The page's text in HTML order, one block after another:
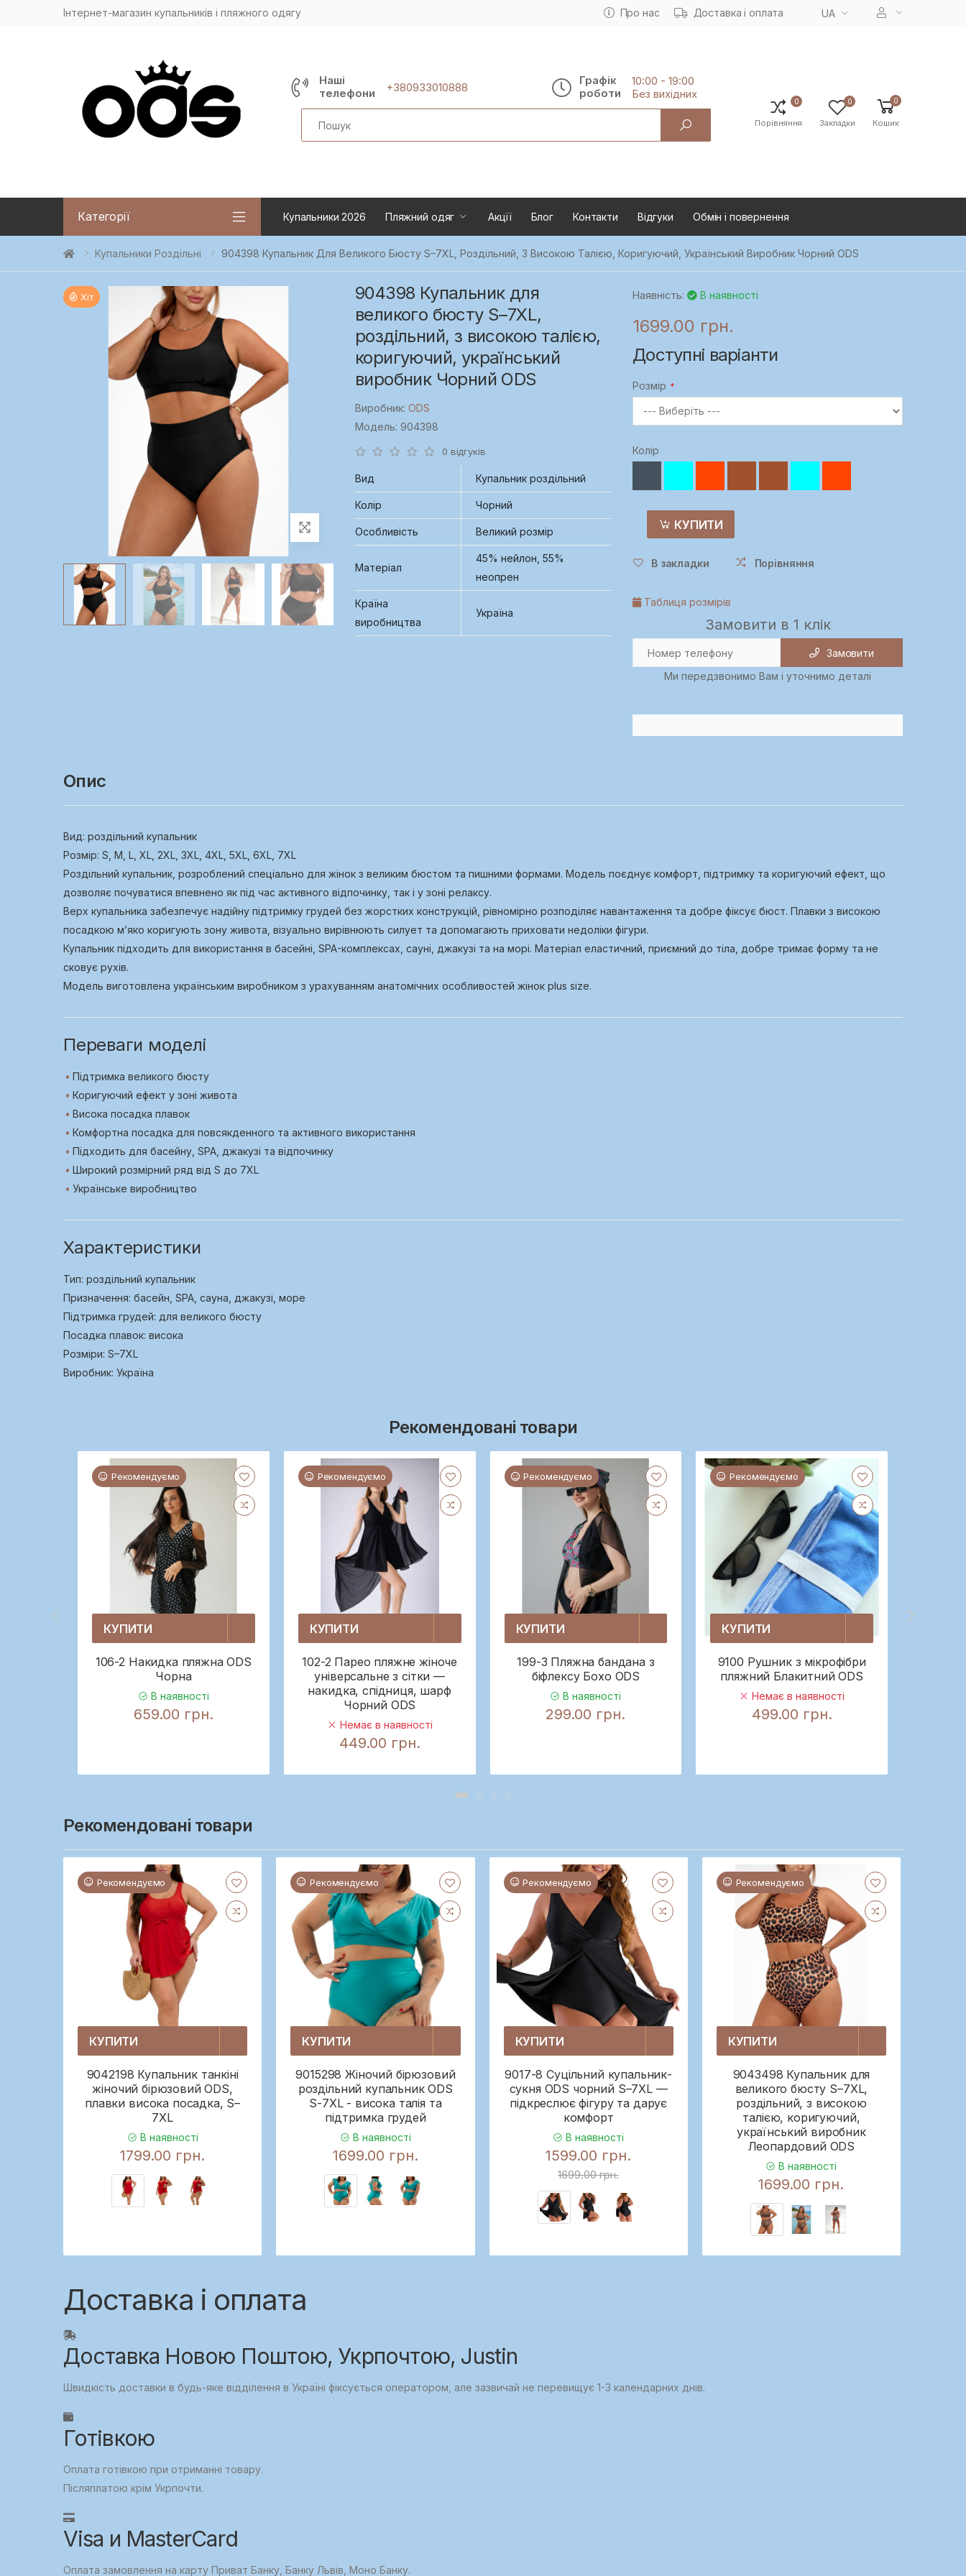
Інтернет-магазин купальників і пляжного одягу Про нас Доставка і оплата UA
Наші
телефони
+380933010888
Графік
роботи
10:00 - 19:00
Без вихiдних
Search
0
Порівняння
0
Закладки
0
Кошик
Категорії Купальники 2026 Пляжний одяг Акції Блог Контакти Відгуки Oбмін і повернення
Купальники Роздільні 904398 Купальник Для Великого Бюсту S–7XL, Роздільний, З Високою Талією, Коригуючий, Український Виробник Чорний ODS
Хіт
904398 Купальник для
великого бюсту S–7XL,
роздільний, з високою талією,
коригуючий, український
виробник Чорний ODS
Виробник: ODS
Модель: 904398
0 відгуків
Вид Купальник роздільний
Колір Чорний
Особливість Великий розмір
Матеріал
45% нейлон, 55%
неопрен
Країна
виробництва
Україна
Наявність: В наявності
1699.00 грн.
Доступні варіанти
Розмір
Колір
КУПИТИ
В закладки Порівняння
Таблиця розмірів
Замовити в 1 клік
Замовити
Ми передзвонимо Вам і уточнимо деталі
Опис
Вид: роздільний купальник
Розмір: S, M, L, XL, 2ХL, 3XL, 4XL, 5XL, 6XL, 7XL
Роздільний купальник, розроблений спеціально для жінок з великим бюстом та пишними формами. Модель поєднує комфорт, підтримку та коригуючий ефект, що
дозволяє почуватися впевнено як під час активного відпочинку, так і у зоні релаксу.
Верх купальника забезпечує надійну підтримку грудей без жорстких конструкцій, рівномірно розподіляє навантаження та добре фіксує бюст. Плавки з високою
посадкою м’яко коригують зону живота, візуально вирівнюють силует та допомагають приховати недоліки фігури.
Купальник підходить для використання в басейні, SPA-комплексах, сауні, джакузі та на морі. Матеріал еластичний, приємний до тіла, добре тримає форму та не
сковує рухів.
Модель виготовлена українським виробником з урахуванням анатомічних особливостей жінок plus size.
Переваги моделі
Підтримка великого бюсту
Коригуючий ефект у зоні живота
Висока посадка плавок
Комфортна посадка для повсякденного та активного використання
Підходить для басейну, SPA, джакузі та відпочинку
Широкий розмірний ряд від S до 7XL
Українське виробництво
Характеристики
Тип: роздільний купальник
Призначення: басейн, SPA, сауна, джакузі, море
Підтримка грудей: для великого бюсту
Посадка плавок: висока
Розміри: S–7XL
Виробник: Україна
Рекомендовані товари
Рекомендуємо
КУПИТИ
106-2 Накидка пляжна ODS
Чорна
В наявності
659.00 грн.
Рекомендуємо
КУПИТИ
102-2 Парео пляжне жіноче
універсальне з сітки —
накидка, спідниця, шарф
Чорний ODS
Немає в наявності
449.00 грн.
Рекомендуємо
КУПИТИ
199-3 Пляжна бандана з
біфлексу Бохо ODS
В наявності
299.00 грн.
Рекомендуємо
КУПИТИ
9100 Рушник з мікрофібри
пляжний Блакитний ODS
Немає в наявності
499.00 грн.
Рекомендовані товари
Рекомендуємо
КУПИТИ
9042198 Купальник танкіні
жіночий бірюзовий ODS,
плавки висока посадка, S–
7XL
В наявності
1799.00 грн.
Рекомендуємо
КУПИТИ
9015298 Жіночий бірюзовий
роздільний купальник ODS
S-7XL - висока талія та
підтримка грудей
В наявності
1699.00 грн.
Рекомендуємо
КУПИТИ
9017-8 Суцільний купальник-
сукня ODS чорний S–7XL —
підкреслює фігуру та дарує
комфорт
В наявності
1599.00 грн.
1699.00 грн.
Рекомендуємо
КУПИТИ
9043498 Купальник для
великого бюсту S–7XL,
роздільний, з високою
талією, коригуючий,
український виробник
Леопардовий ODS
В наявності
1699.00 грн.
Доставка і оплата
Доставка Новою Поштою, Укрпочтою, Justin
Швидкість доставки в будь-яке відділення в Україні фіксується оператором, але зазвичай не перевищує 1-3 календарних днів.
Готівкою
Оплата готівкою при отриманні товару.
Післяплатою крім Укрпочти.
Visa и MasterCard
Оплата замовлення на карту Приват Банку, Банку Львів, Моно Банку.